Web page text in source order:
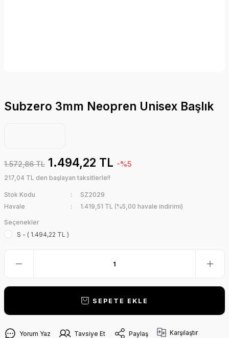
Subzero 3mm Neopren Unisex Başlık
1.572,86 TL 1.494,22 TL -%5
217,04 TL den başlayan taksitlerle!!
Stok Kodu
SZ2029
Havale
1.419,51 TL (%5,00 havale indirimi)
Seçenekler
S - ( 1.494,22 TL )
SEPETE EKLE
Yorum Yaz Tavsiye Et Paylaş Karşılaştır